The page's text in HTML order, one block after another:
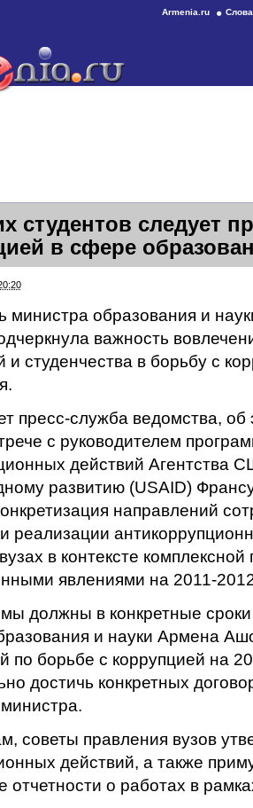
Armenia.ru
студентов следует
в сфере
министра образования и
важность
и студенчества в борьбу с
пресс-служба ведомства, об
с руководителем
действий Агентства
развитию (USAID)
направлений
реализации
в контексте
явлениями на 2011-
должны в конкретные сроки
и науки Армена
по борьбе с коррупцией на
достичь конкретных
советы правления вузов
действий, а также
отчетности о работах в